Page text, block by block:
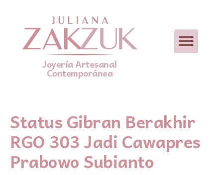
Joyería Artesanal
Contemporánea
Status Gibran Berakhir
RGO 303 Jadi Cawapres
Prabowo Subianto